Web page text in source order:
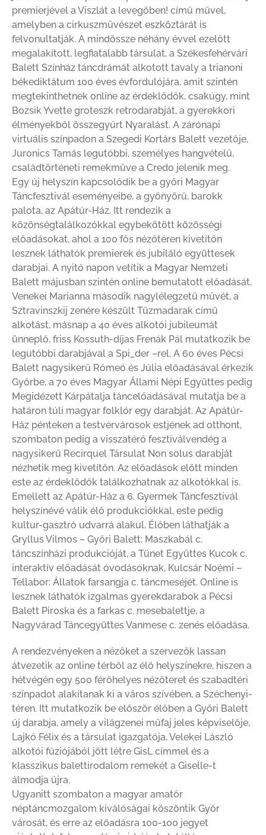
premierjével a Viszlát a levegőben! című művel,
amelyben a cirkuszművészet eszköztárát is
felvonultatják. A mindössze néhány évvel ezelőtt
megalakított, legfiatalabb társulat, a Székesfehérvári
Balett Színház táncdrámát alkotott tavaly a trianoni
békediktátum 100 éves évfordulójára, amit szintén
megtekinthetnek online az érdeklődők, csakúgy, mint
Bozsik Yvette groteszk retrodarabját, a gyerekkori
élményekből összegyúrt Nyaralást. A zárónapi
virtuális színpadon a Szegedi Kortárs Balett vezetője,
Juronics Tamás legutóbbi, személyes hangvételű,
családtörténeti remekműve a Credo jelenik meg.
Egy új helyszín kapcsolódik be a győri Magyar
Táncfesztivál eseményeibe, a gyönyörű, barokk
palota, az Apátúr-Ház. Itt rendezik a
közönségtalálkozókkal egybekötött közösségi
előadásokat, ahol a 100 fős nézőtéren kivetítőn
lesznek láthatók premierek és jubiláló együttesek
darabjai. A nyitó napon vetítik a Magyar Nemzeti
Balett májusban szintén online bemutatott előadását,
Venekei Marianna második nagylélegzetű művét, a
Sztravinszkij zenére készült Tűzmadarak című
alkotást, másnap a 40 éves alkotói jubileumát
ünneplő, friss Kossuth-díjas Frenák Pál mutatkozik be
legutóbbi darabjával a Spi_der –rel. A 60 éves Pécsi
Balett nagysikerű Rómeó és Júlia előadásával érkezik
Győrbe, a 70 éves Magyar Állami Népi Együttes pedig
Megidézett Kárpátalja táncelőadásával mutatja be a
határon túli magyar folklór egy darabját. Az Apátúr-
Ház pénteken a testvérvárosok estjének ad otthont,
szombaton pedig a visszatérő fesztiválvendég a
nagysikerű Recirquel Társulat Non solus darabját
nézhetik meg kivetítőn. Az előadások előtt minden
este az érdeklődők találkozhatnak az alkotókkal is.
Emellett az Apátúr-Ház a 6. Gyermek Táncfesztivál
helyszínévé válik élő produkciókkal, este pedig
kultur-gasztró udvarrá alakul. Élőben láthatják a
Gryllus Vilmos – Győri Balett: Maszkabál c.
táncszínházi produkcióját, a Tünet Együttes Kucok c.
interaktív előadását óvodásoknak, Kulcsár Noémi –
Tellabor: Állatok farsangja c. táncmeséjét. Online is
lesznek láthatók izgalmas gyerekdarabok a Pécsi
Balett Piroska és a farkas c. mesebalettje, a
Nagyvárad Táncegyüttes Vanmese c. zenés előadása.
A rendezvényeken a nézőket a szervezők lassan
átvezetik az online térből az élő helyszínekre, hiszen a
hétvégén egy 500 férőhelyes nézőteret és szabadtéri
színpadot alakítanak ki a város szívében, a Széchenyi-
téren. Itt mutatkozik be először élőben a Győri Balett
új darabja, amely a világzenei műfaj jeles képviselője,
Lajkó Félix és a társulat igazgatója, Velekei László
alkotói fúziójából jött létre GisL címmel és a
klasszikus balettirodalom remekét a Giselle-t
álmodja újra.
Ugyanitt szombaton a magyar amatőr
néptáncmozgalom kiválóságai köszöntik Győr
városát, és erre az előadásra 100-100 jegyet